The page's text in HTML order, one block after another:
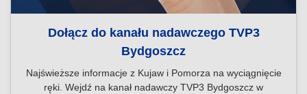
Dołącz do kanału nadawczego TVP3
Bydgoszcz
Najświeższe informacje z Kujaw i Pomorza na wyciągnięcie
ręki. Wejdź na kanał nadawczy TVP3 Bydgoszcz w